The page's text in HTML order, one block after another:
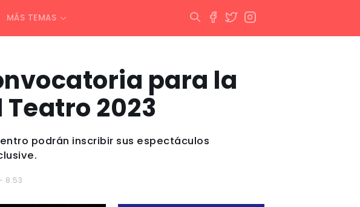
MÁS TEMAS
para la
2023
podrán inscribir sus espectáculos
- 8:53